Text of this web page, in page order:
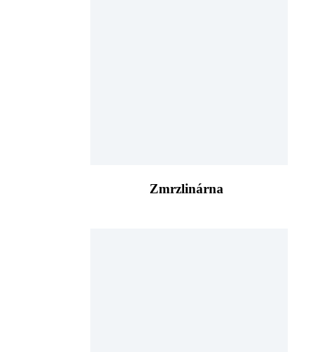
Zmrzlinárna